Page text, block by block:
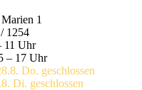
1
1254
11 Uhr
– 17 Uhr
Do. geschlossen
Di. geschlossen